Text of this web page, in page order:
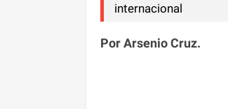
internacional
Por Arsenio Cruz.